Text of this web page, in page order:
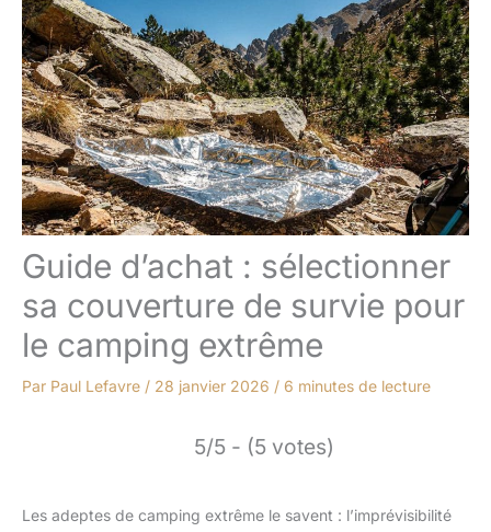
Guide d’achat : sélectionner
sa couverture de survie pour
le camping extrême
Par Paul Lefavre / 28 janvier 2026 / 6 minutes de lecture
5/5 - (5 votes)
Les adeptes de camping extrême le savent : l’imprévisibilité